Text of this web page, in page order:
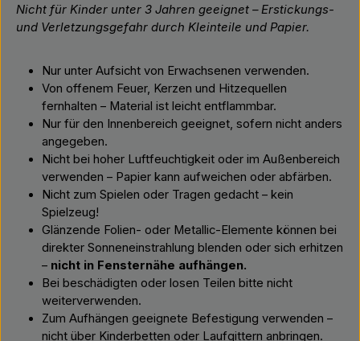
Nicht für Kinder unter 3 Jahren geeignet – Erstickungs-
und Verletzungsgefahr durch Kleinteile und Papier.
Nur unter Aufsicht von Erwachsenen verwenden.
Von offenem Feuer, Kerzen und Hitzequellen
fernhalten – Material ist leicht entflammbar.
Nur für den Innenbereich geeignet, sofern nicht anders
angegeben.
Nicht bei hoher Luftfeuchtigkeit oder im Außenbereich
verwenden – Papier kann aufweichen oder abfärben.
Nicht zum Spielen oder Tragen gedacht – kein
Spielzeug!
Glänzende Folien- oder Metallic-Elemente können bei
direkter Sonneneinstrahlung blenden oder sich erhitzen
– nicht in Fensternähe aufhängen.
Bei beschädigten oder losen Teilen bitte nicht
weiterverwenden.
Zum Aufhängen geeignete Befestigung verwenden –
nicht über Kinderbetten oder Laufgittern anbringen.